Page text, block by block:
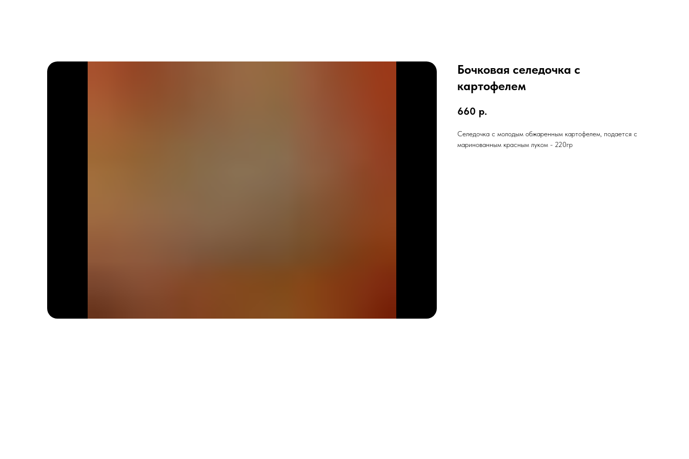
Бочковая селедочка с
картофелем
660 р.
Селедочка с молодым обжаренным картофелем, подается с
маринованным красным луком - 220гр